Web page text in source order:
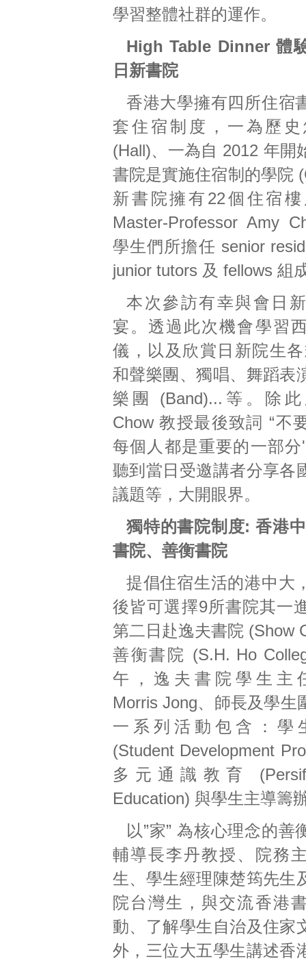
學習整體社群的運作。
High Table Dinner 體
日新書院
香港大學擁有四所住宿
套住宿制度，一為歷
(Hall)、一為自 2012 年開
書院是實施住宿制的學院
新書院擁有22個住宿
Master-Professor Amy
學生們所擔任 senior
junior tutors 及 fellows 組
本次參訪有幸與會日
宴。透過此次機會學習
儀，以及欣賞日新院生
和聲樂團、獨唱、舞蹈表
樂團 (Band)...等。除
Chow 教授最後致詞 “不
每個人都是重要的一部
聽到當日受邀講者分享各
議題等，大開眼界。
獨特的書院制度: 香港
書院、善衡書院
提倡住宿生活的港中大
後皆可選擇9所書院其一
第二日赴逸夫書院 (Show
善衡書院 (S.H. Ho
午，逸夫書院學生主
Morris Jong、師長及學生
一系列活動包含：學
(Student Development
多元通識教育
Education) 與學生主導籌
以”家” 為核心理念的善
輔導長李丹教授、院務
生、學生經理陳楚筠先生
院台灣生，與交流香港
動、了解學生自治及住家
外，三位大五學生講述香